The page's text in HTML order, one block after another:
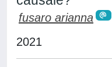
fusaro arianna
2021